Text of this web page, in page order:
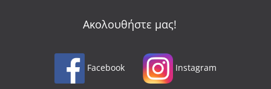
Ακολουθήστε μας!
Facebook Instagram